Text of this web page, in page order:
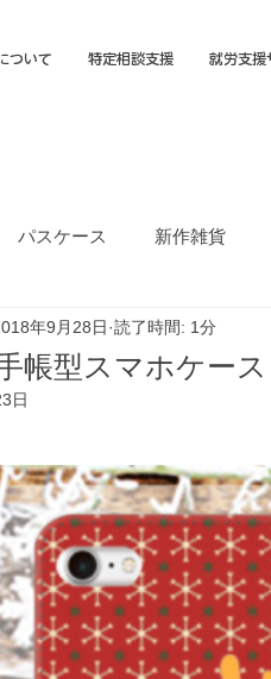
ついて 特定相談支援 就労支援
パスケース 新作雑貨
フクオカTシャツマーケット
帳型スマホケー
年9月28日 読了時間: 1分
日